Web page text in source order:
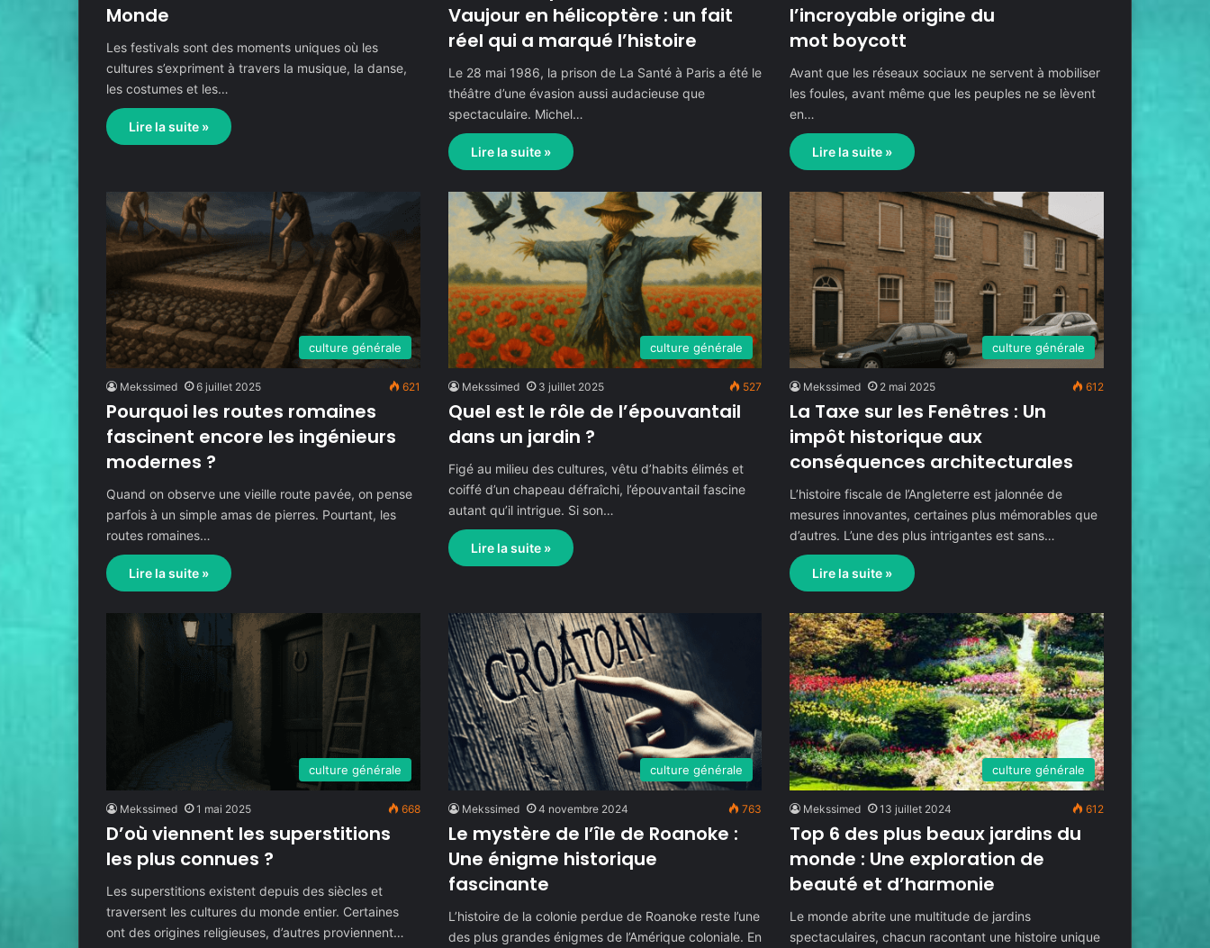
Monde
Les festivals sont des moments uniques où les
cultures s’expriment à travers la musique, la danse,
les costumes et les…
Lire la suite »
Vaujour en hélicoptère : un fait
réel qui a marqué l’histoire
Le 28 mai 1986, la prison de La Santé à Paris a été le
théâtre d’une évasion aussi audacieuse que
spectaculaire. Michel…
Lire la suite »
l’incroyable origine du
mot boycott
Avant que les réseaux sociaux ne servent à mobiliser
les foules, avant même que les peuples ne se lèvent
en…
Lire la suite »
culture générale
Mekssimed 6 juillet 2025 621
Pourquoi les routes romaines
fascinent encore les ingénieurs
modernes ?
Quand on observe une vieille route pavée, on pense
parfois à un simple amas de pierres. Pourtant, les
routes romaines…
Lire la suite »
culture générale
Mekssimed 3 juillet 2025 527
Quel est le rôle de l’épouvantail
dans un jardin ?
Figé au milieu des cultures, vêtu d’habits élimés et
coiffé d’un chapeau défraîchi, l’épouvantail fascine
autant qu’il intrigue. Si son…
Lire la suite »
culture générale
Mekssimed 2 mai 2025 612
La Taxe sur les Fenêtres : Un
impôt historique aux
conséquences architecturales
L’histoire fiscale de l’Angleterre est jalonnée de
mesures innovantes, certaines plus mémorables que
d’autres. L’une des plus intrigantes est sans…
Lire la suite »
culture générale
Mekssimed 1 mai 2025 668
D’où viennent les superstitions
les plus connues ?
Les superstitions existent depuis des siècles et
traversent les cultures du monde entier. Certaines
ont des origines religieuses, d’autres proviennent…
culture générale
Mekssimed 4 novembre 2024 763
Le mystère de l’île de Roanoke :
Une énigme historique
fascinante
L’histoire de la colonie perdue de Roanoke reste l’une
des plus grandes énigmes de l’Amérique coloniale. En
culture générale
Mekssimed 13 juillet 2024 612
Top 6 des plus beaux jardins du
monde : Une exploration de
beauté et d’harmonie
Le monde abrite une multitude de jardins
spectaculaires, chacun racontant une histoire unique